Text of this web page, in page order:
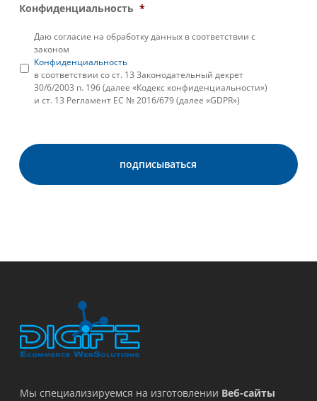
Конфиденциальность *
Даю согласие на обработку данных в соответствии с
законом
Конфиденциальность
в соответствии со ст. 13 Законодательный декрет
30/6/2003 n. 196 (далее «Кодекс конфиденциальности»)
и ст. 13 Регламент ЕС № 2016/679 (далее «GDPR»)
Мы специализируемся на изготовлении Веб-сайты